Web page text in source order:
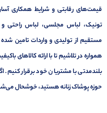
قیمت‌های رقابتی و شرایط همکاری
تونیک، لباس مجلسی، لباس راحتی
مستقیم از تولیدی و واردات تامین
همواره در تلاشیم تا با ارائه کالاهای
بلندمدتی با مشتریان خود برقرار کنیم.
حوزه پوشاک زنانه هستید، خوشحال